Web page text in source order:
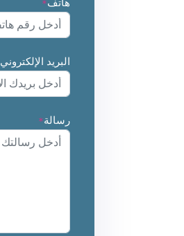
هاتف*
البريد الإلكتروني
رسالة*